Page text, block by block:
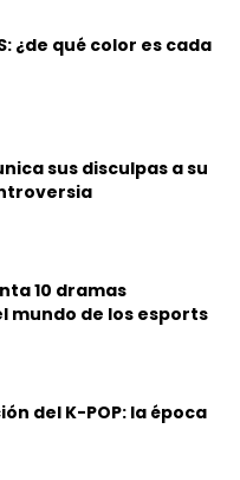
¿de qué color es cada
sus disculpas a su
10 dramas
mundo de los esports
del K-POP: la época